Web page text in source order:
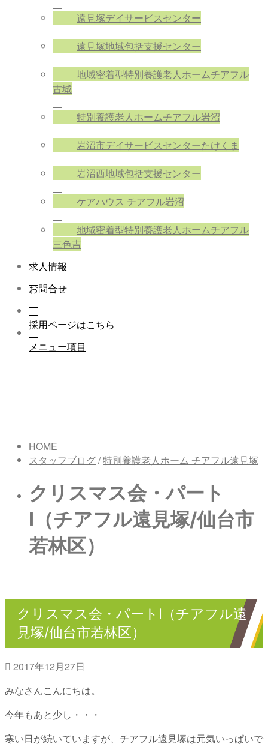
遠見塚デイサービスセンター
遠見塚地域包括支援センター
地域密着型特別養護老人ホームチアフル
古城
特別養護老人ホームチアフル岩沼
岩沼市デイサービスセンターたけくま
岩沼西地域包括支援センター
ケアハウス チアフル岩沼
地域密着型特別養護老人ホームチアフル
三色吉
求人情報
お問合せ
採用ページはこちら
メニュー項目
HOME
スタッフブログ/特別養護老人ホーム チアフル遠見塚
クリスマス会・パート
Ⅰ（チアフル遠見塚/仙台市
若林区）
クリスマス会・パートⅠ（チアフル遠
見塚/仙台市若林区）
2017年12月27日
みなさんこんにちは。
今年もあと少し・・・
寒い日が続いていますが、チアフル遠見塚は元気いっぱいで